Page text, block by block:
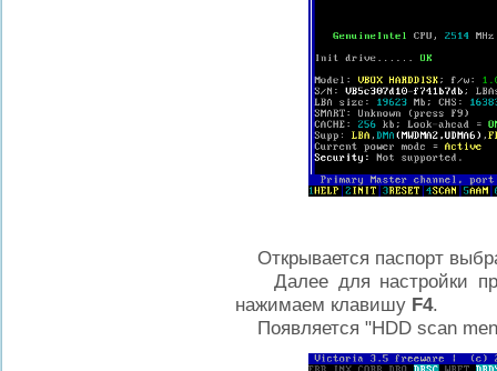
Открывается паспорт
Далее для настройки
нажимаем клавишу F4.
Появляется "HDD scan